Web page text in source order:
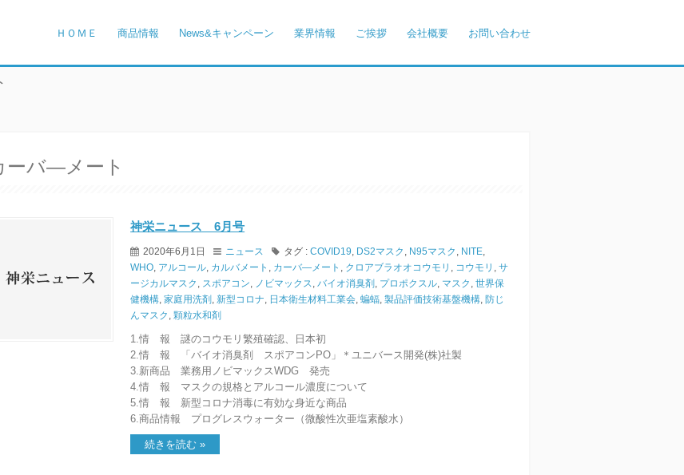
ＨＯＭＥ 商品情報 News&キャンペーン 業界情報 ご挨拶 会社概要 お問い合わせ
ーバ―メート
神栄ニュース 6月号
2020年6月1日 ニュース タグ :COVID19 DS2マスク N95マスク NITE
WHO アルコール カルバメート カーバ―メート クロアブラオオコウモリ コウモリ ,サ
ージカルマスク
スポアコン ノビマックス ,バイオ消臭剤 プロポクスル マスク ,世界保
健機構 ,家庭用洗剤 ,新型コロナ 日本衛生材料工業会 ,蝙蝠 ,製品評価技術基盤機構 防じ
んマスク
,顆粒水和剤
1.情 報 謎のコウモリ繁殖確認、日本初
2.情 報 「バイオ消臭剤 スポアコンPO」＊ユニバース開発(株)社製
3.新商品 業務用ノビマックスWDG 発売
4.情 報 マスクの規格とアルコール濃度について
5.情 報 新型コロナ消毒に有効な身近な商品
6.商品情報 プログレスウォーター（微酸性次亜塩素酸水）
続きを読む »